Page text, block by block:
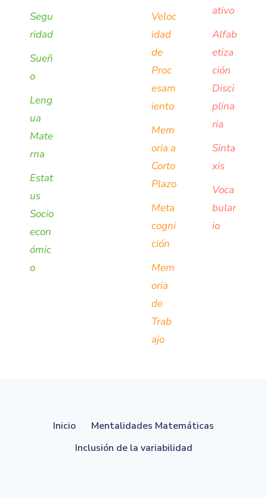
Segu
ridad
Sueñ
o
Leng
ua
Mate
rna
Estat
us
Socio
econ
ómic
o
Veloc
idad
de
Proc
esam
iento
Mem
oria a
Corto
Plazo
Meta
cogni
ción
Mem
oria
de
Trab
ajo
ativo
Alfab
etiza
ción
Disci
plina
ria
Sinta
xis
Voca
bular
io
Inicio
Mentalidades Matemáticas
Inclusión de la variabilidad